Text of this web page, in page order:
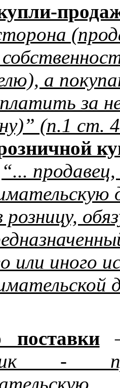
а
за
(п.1 ст.
“...
розницу,
или иного
поставки–
-